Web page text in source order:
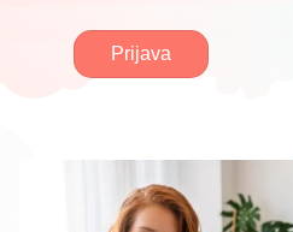
Prijava